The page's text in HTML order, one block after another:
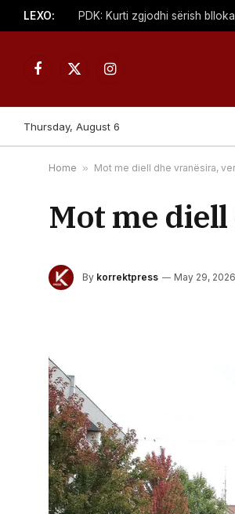
LEXO:
Facebook
X
Instagram
Thursday, August 6
Home » Mot me diell dhe vranësira,
Mot me
By korrektpress May 29, 2026